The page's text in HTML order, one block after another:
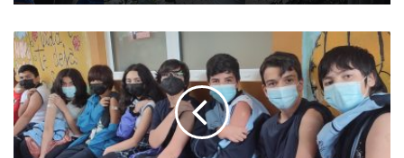
C
O
V
I
D
-